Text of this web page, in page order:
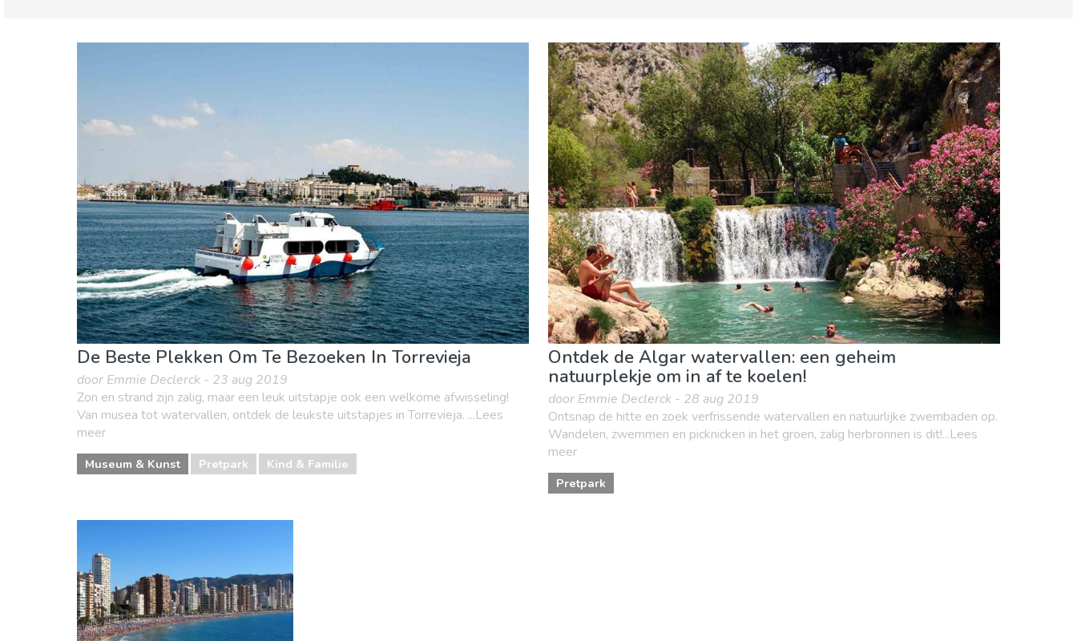
Nachtleven & bars Natuur & buitenactiviteiten
Sport & avontuur
De Beste Plekken Om Te Bezoeken In Torrevieja
door Emmie Declerck - 23 aug 2019
Zon en strand zijn zalig, maar een leuk uitstapje ook een welkome afwisseling!
Van musea tot watervallen, ontdek de leukste uitstapjes in Torrevieja. ...Lees
meer
Museum & Kunst Pretpark Kind & Familie
Ontdek de Algar watervallen: een geheim
natuurplekje om in af te koelen!
door Emmie Declerck - 28 aug 2019
Ontsnap de hitte en zoek verfrissende watervallen en natuurlijke zwembaden op.
Wandelen, zwemmen en picknicken in het groen, zalig herbronnen is dit!...Lees
meer
Pretpark